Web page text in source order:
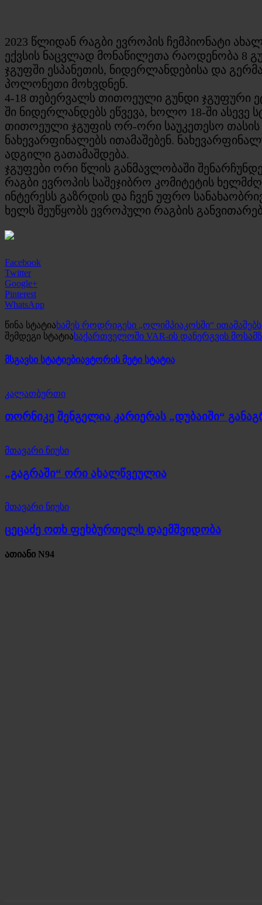
2023 წლიდან რაგბი ევროპის ჩემპიონატი
ექვსის ნაცვლად მონაწილეთა რაოდენობა 8
ჯგუფში ესპანეთის, ნიდერლანდებისა და
პოლონეთი მოხვდნენ.
4-18 თებერვალს თითოეული გუნდი ჯგუფური
ში ნიდერლანდებს ეწვევა, ხოლო 18-ში ასევე
თითოეული ჯგუფის ორ-ორი საუკეთესო
ნახევარფინალებს ითამაშებენ.
ადგილი გათამაშდება.
ჯგუფები ორი წლის განმავლობაში
რაგბი ევროპის საშეჯიბრო კომიტეტის
ინტერესს გაზრდის და ჩვენ უფრო
ხელს შეუწყობს ევროპული რაგბის
Facebook
Twitter
Google+
Pinterest
WhatsApp
წინა სტატიახამეს როდრიგესი „ოლიმპიაკოსში“ ითამაშებს
შემდეგი სტატიასაქართველოში VAR-ის დანერგვის
მსგავსი სტატიებიავტორის მეტი სტატია
კალათბურთი
თორნიკე შენგელია კარიერას „დუბაიში“
მთავარი ნიუსი
„გაგრაში“ ორი ახალწვეულია
მთავარი ნიუსი
ცეცაძე ოთხ ფეხბურთელს დაემშვიდობა
ათიანი N94